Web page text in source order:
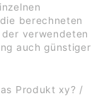
berechneten
verwendeten
auch günstiger
Produkt xy? /